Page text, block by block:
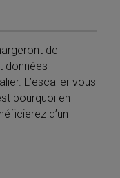
de
données
L’escalier vous
pourquoi en
d’un